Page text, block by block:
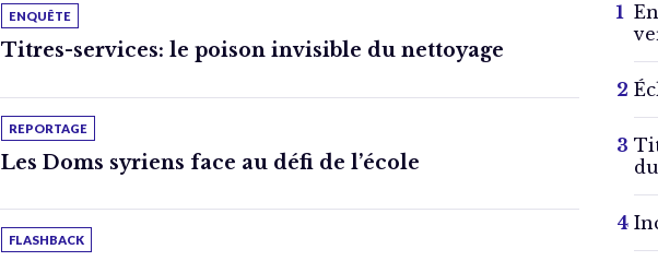
ENQUÊTE
Titres-services: le poison invisible du nettoyage
REPORTAGE
Les Doms syriens face au défi de l’école
FLASHBACK